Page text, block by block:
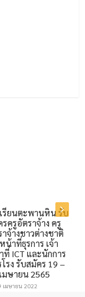
รียนตะพานหิน รับ
ครูอัตราจ้าง ครู
จ้างชาวต่างชาติ
น้าที่ธุรการ เจ้า
ที่ ICT และนักการ
รง รับสมัคร 19 –
มษายน 2565
เมษายน 2022